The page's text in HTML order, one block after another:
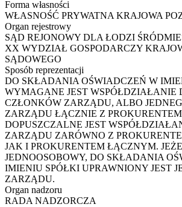
Forma własności
WŁASNOŚĆ PRYWATNA KRAJOWA
Organ rejestrowy
SĄD REJONOWY DLA ŁODZI
XX WYDZIAŁ GOSPODARCZY
SĄDOWEGO
Sposób reprezentacji
DO SKŁADANIA OŚWIADCZEŃ W
WYMAGANE JEST WSPÓŁDZIAŁANIE
CZŁONKÓW ZARZĄDU, ALBO
ZARZĄDU ŁĄCZNIE Z
DOPUSZCZALNE JEST
ZARZĄDU ZARÓWNO Z
JAK I PROKURENTEM ŁĄCZNYM.
JEDNOOSOBOWY, DO SKŁADANIA
IMIENIU SPÓŁKI UPRAWNIONY JEST
ZARZĄDU.
Organ nadzoru
RADA NADZORCZA